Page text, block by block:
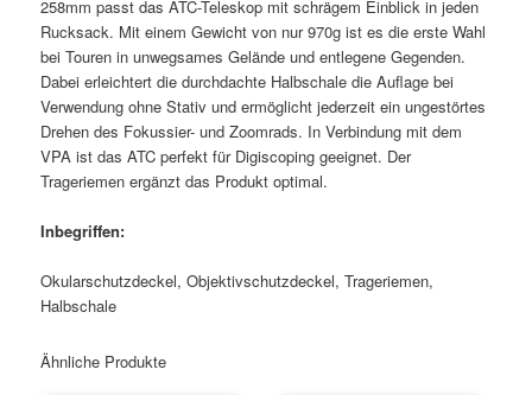
258mm passt das ATC-Teleskop mit schrägem Einblick in jeden
Rucksack. Mit einem Gewicht von nur 970g ist es die erste Wahl
bei Touren in unwegsames Gelände und entlegene Gegenden.
Dabei erleichtert die durchdachte Halbschale die Auflage bei
Verwendung ohne Stativ und ermöglicht jederzeit ein ungestörtes
Drehen des Fokussier- und Zoomrads. In Verbindung mit dem
VPA ist das ATC perfekt für Digiscoping geeignet. Der
Trageriemen ergänzt das Produkt optimal.
Inbegriffen:
Okularschutzdeckel, Objektivschutzdeckel, Trageriemen,
Halbschale
Ähnliche Produkte